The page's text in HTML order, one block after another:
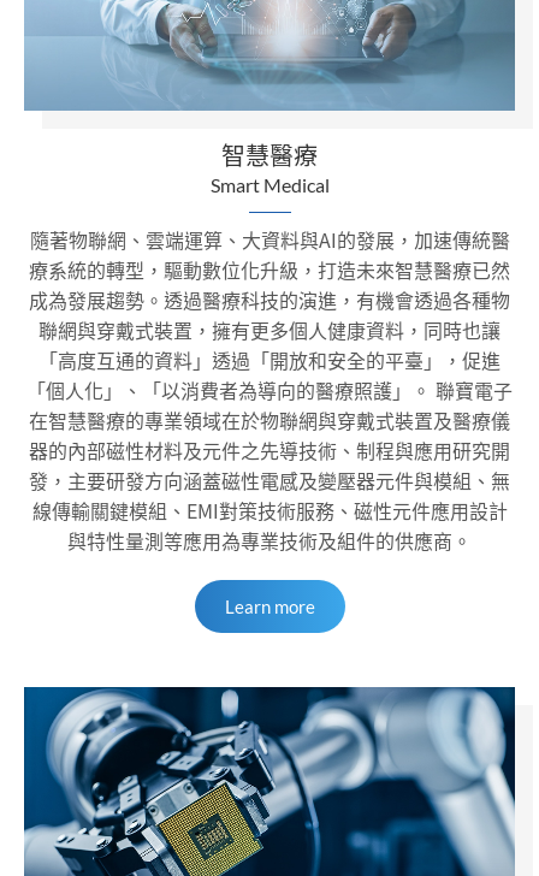
智慧醫療
Smart Medical
隨著物聯網、雲端運算、大資料與AI的發展，加速傳統醫
療系統的轉型，驅動數位化升級，打造未來智慧醫療已然
成為發展趨勢。透過醫療科技的演進，有機會透過各種物
聯網與穿戴式裝置，擁有更多個人健康資料，同時也讓
「高度互通的資料」透過「開放和安全的平臺」，促進
「個人化」、「以消費者為導向的醫療照護」。 聯寶電子
在智慧醫療的專業領域在於物聯網與穿戴式裝置及醫療儀
器的內部磁性材料及元件之先導技術、制程與應用研究開
發，主要研發方向涵蓋磁性電感及變壓器元件與模組、無
線傳輸關鍵模組、EMI對策技術服務、磁性元件應用設計
與特性量測等應用為專業技術及組件的供應商。
Learn more